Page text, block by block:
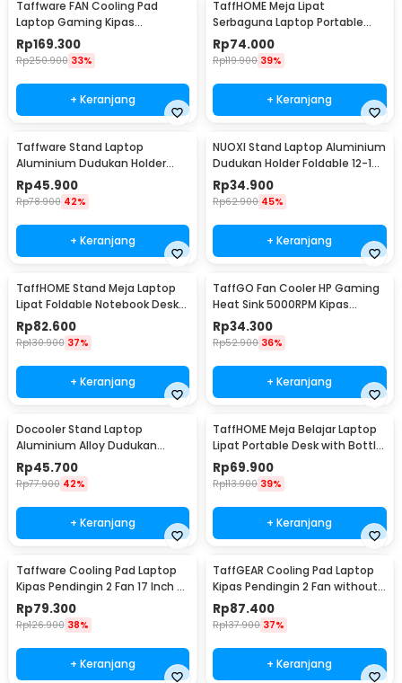
Taffware FAN Cooling Pad
Laptop Gaming Kipas
Pendingin 5 Fan 17 Inch - K5
Rp169.300
Rp250.900 33%
+ Keranjang
TaffHOME Meja Lipat
Serbaguna Laptop Portable
Desk Minimalist Design - BO60
Rp74.000
Rp119.900 39%
+ Keranjang
Taffware Stand Laptop
Aluminium Dudukan Holder
Foldable Portable - IV012
Rp45.900
Rp78.900 42%
+ Keranjang
NUOXI Stand Laptop Aluminium
Dudukan Holder Foldable 12-17
Inch - N3
Rp34.900
Rp62.900 45%
+ Keranjang
TaffHOME Stand Meja Laptop
Lipat Foldable Notebook Desk
Table - BC60
Rp82.600
Rp130.900 37%
+ Keranjang
TaffGO Fan Cooler HP Gaming
Heat Sink 5000RPM Kipas
Pendingin 5V - H-15
Rp34.300
Rp52.900 36%
+ Keranjang
Docooler Stand Laptop
Aluminium Alloy Dudukan
Holder Foldable 7 Level - N7
Rp45.700
Rp77.900 42%
+ Keranjang
TaffHOME Meja Belajar Laptop
Lipat Portable Desk with Bottle
Hole - L62
Rp69.900
Rp113.900 39%
+ Keranjang
Taffware Cooling Pad Laptop
Kipas Pendingin 2 Fan 17 Inch -
N99
Rp79.300
Rp126.900 38%
+ Keranjang
TaffGEAR Cooling Pad Laptop
Kipas Pendingin 2 Fan without
Knob Speed - Q100
Rp87.400
Rp137.900 37%
+ Keranjang